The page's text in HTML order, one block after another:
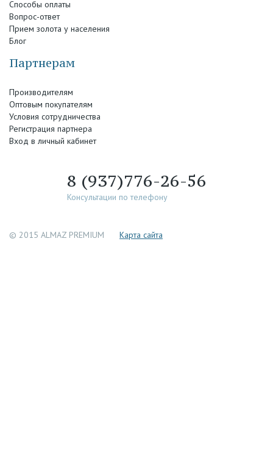
Способы оплаты
Вопрос-ответ
Прием золота у населения
Блог
Партнерам
Производителям
Оптовым покупателям
Условия сотрудничества
Регистрация партнера
Вход в личный кабинет
8 (937)776-26-56
Консультации по телефону
© 2015 ALMAZ PREMIUM Каpта сайта